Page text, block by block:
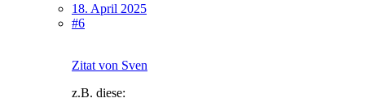
18. April 2025
#6
Zitat von Sven
z.B. diese: